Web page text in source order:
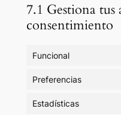
7.1 Gestiona tus
consentimiento
Funcional
Preferencias
Estadísticas